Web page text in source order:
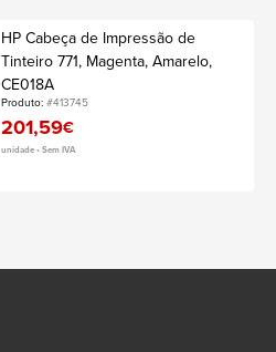
HP Cabeça de Impressão de
Tinteiro 771, Magenta, Amarelo,
CE018A
Produto:#413745
201,59€
unidade • Sem IVA